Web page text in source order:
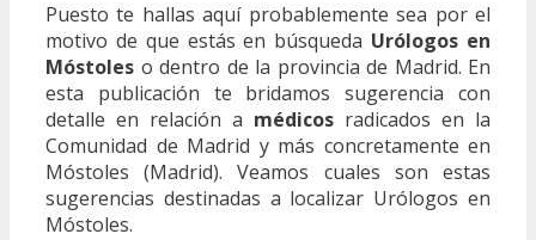
Puesto te hallas aquí probablemente sea por el
motivo de que estás en búsqueda Urólogos en
Móstoles o dentro de la provincia de Madrid. En
esta publicación te bridamos sugerencia con
detalle en relación a médicos radicados en la
Comunidad de Madrid y más concretamente en
Móstoles (Madrid). Veamos cuales son estas
sugerencias destinadas a localizar Urólogos en
Móstoles.